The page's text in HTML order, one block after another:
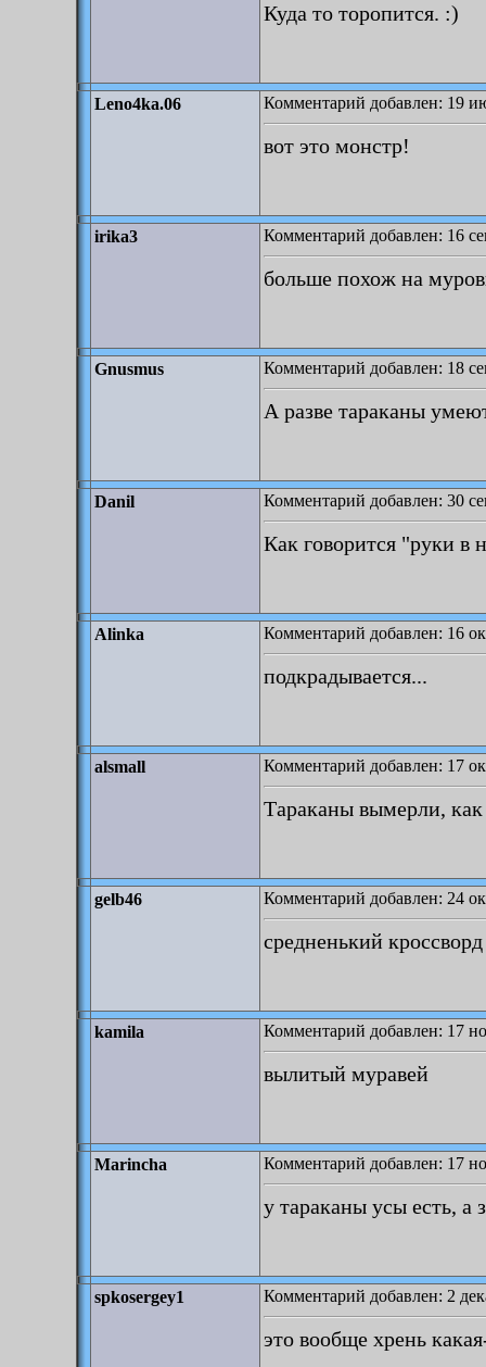
Куда то торопится. :)
Leno4ka.06 Комментарий добавлен: 19
вот это монстр!
irika3 Комментарий добавлен: 16
больше похож на
Gnusmus Комментарий добавлен: 18
А разве тараканы
Danil Комментарий добавлен: 30
Как говорится "руки в
Alinka Комментарий добавлен: 16
подкрадывается...
alsmall Комментарий добавлен: 17
Тараканы вымерли,
gelb46 Комментарий добавлен: 24
средненький
kamila Комментарий добавлен: 17
вылитый муравей
Marincha Комментарий добавлен: 17
у тараканы усы есть, а
spkosergey1 Комментарий добавлен: 2
это вообще хрень